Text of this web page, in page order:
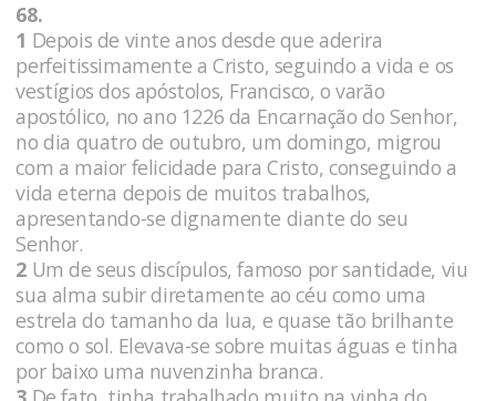
68.
1 Depois de vinte anos desde que aderira
perfeitissimamente a Cristo, seguindo a vida e os
vestígios dos apóstolos, Francisco, o varão
apostólico, no ano 1226 da Encarnação do Senhor,
no dia quatro de outubro, um domingo, migrou
com a maior felicidade para Cristo, conseguindo a
vida eterna depois de muitos trabalhos,
apresentando-se dignamente diante do seu
Senhor.
2 Um de seus discípulos, famoso por santidade, viu
sua alma subir diretamente ao céu como uma
estrela do tamanho da lua, e quase tão brilhante
como o sol. Elevava-se sobre muitas águas e tinha
por baixo uma nuvenzinha branca.